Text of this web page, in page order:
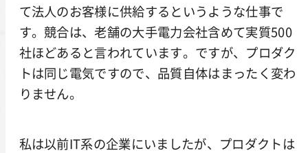
て法人のお客様に供給するというような仕事で
す。競合は、老舗の大手電力会社含めて実質500
社ほどあると言われています。ですが、プロダク
トは同じ電気ですので、品質自体はまったく変わ
りません。
私は以前IT系の企業にいましたが、プロダクトは